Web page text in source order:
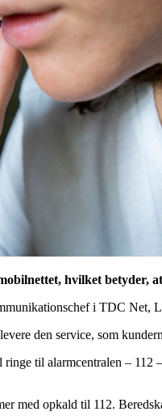
hvilket betyder,
i TDC Net,
den service, som
ringe til alarmcentralen – 112
med opkald til 112.